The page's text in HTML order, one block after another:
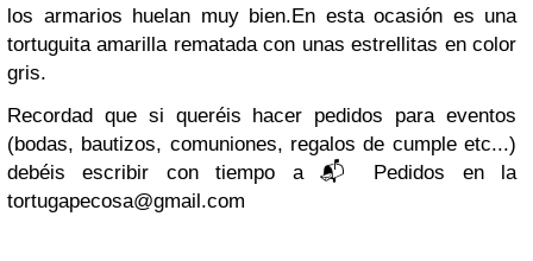
los armarios huelan muy bien.En esta ocasión es una
tortuguita amarilla rematada con unas estrellitas en color
gris.
Recordad que si queréis hacer pedidos para eventos
(bodas, bautizos, comuniones, regalos de cumple etc...)
debéis escribir con tiempo a📬
Pedidos en la
tortugapecosa@gmail.com